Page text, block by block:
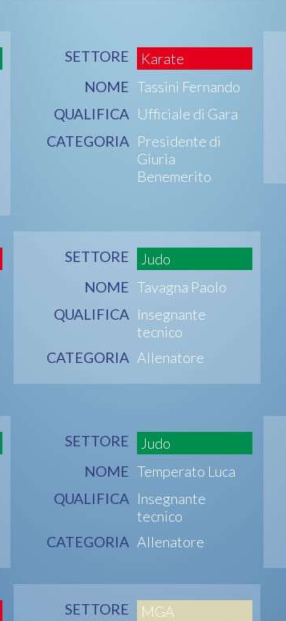
SETTORE
Karate
NOME Tassini Fernando
QUALIFICA Ufficiale di Gara
CATEGORIA Presidente di
Giuria
Benemerito
SETTORE
Judo
NOME Tavagna Paolo
QUALIFICA Insegnante
tecnico
CATEGORIA Allenatore
SETTORE
Judo
NOME Temperato Luca
QUALIFICA Insegnante
tecnico
CATEGORIA Allenatore
SETTORE
MGA